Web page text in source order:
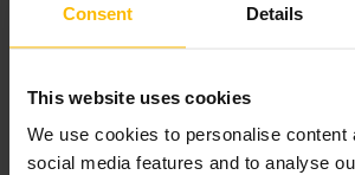
Consent Details
This website uses cookies
We use cookies to personalise content
social media features and to analyse
The Duke's Umbrella
Eten en drinken•Restaurant•Eten en drinken
4,5